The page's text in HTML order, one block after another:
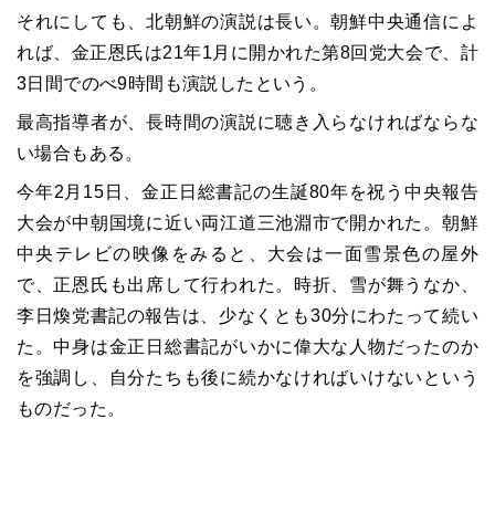
それにしても、北朝鮮の演説は長い。朝鮮中央通信によ
れば、金正恩氏は21年1月に開かれた第8回党大会で、計
3日間でのべ9時間も演説したという。
最高指導者が、長時間の演説に聴き入らなければならな
い場合もある。
今年2月15日、金正日総書記の生誕80年を祝う中央報告
大会が中朝国境に近い両江道三池淵市で開かれた。朝鮮
中央テレビの映像をみると、大会は一面雪景色の屋外
で、正恩氏も出席して行われた。時折、雪が舞うなか、
李日煥党書記の報告は、少なくとも30分にわたって続い
た。中身は金正日総書記がいかに偉大な人物だったのか
を強調し、自分たちも後に続かなければいけないという
ものだった。